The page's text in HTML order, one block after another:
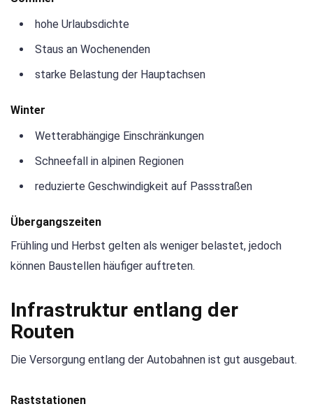
hohe Urlaubsdichte
Staus an Wochenenden
starke Belastung der Hauptachsen
Winter
Wetterabhängige Einschränkungen
Schneefall in alpinen Regionen
reduzierte Geschwindigkeit auf Passstraßen
Übergangszeiten
Frühling und Herbst gelten als weniger belastet, jedoch
können Baustellen häufiger auftreten.
Infrastruktur entlang der
Routen
Die Versorgung entlang der Autobahnen ist gut ausgebaut.
Raststationen